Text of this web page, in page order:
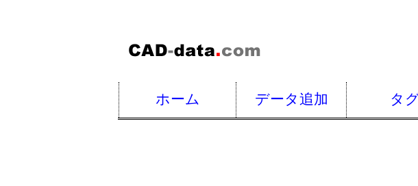
ホーム データ追加 タ